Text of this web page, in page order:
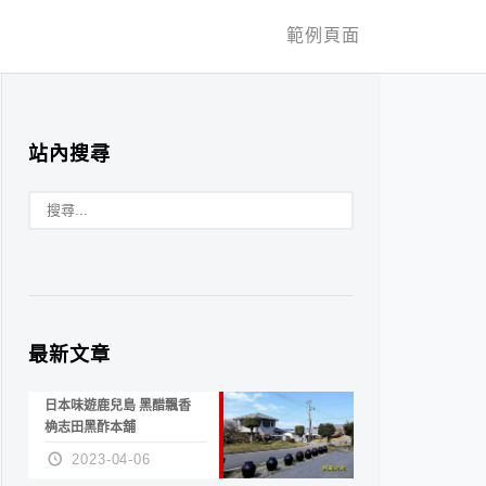
範例頁面
站內搜尋
最新文章
日本味遊鹿兒島 黑醋飄香
桷志田黑酢本舖
2023-04-06